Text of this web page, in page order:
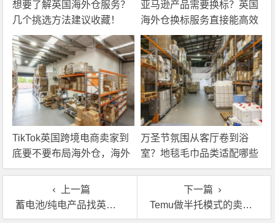
想要了解英国海外仓服务？
几个挑选方法建议收藏！
亚马逊产品需要换标？英国
海外仓换标服务直接能高效
解决！
TikTok英国跨境电商卖家到
底要不要布局海外仓，海外
仓优势分析！
万圣节氛围从客厅卷到浴
室？地毯毛巾品类适配哪些
海外仓服务？
上一篇
蓄电池/纯电产品找英国海外仓有什么要求？
下一篇
Temu做半托模式的卖家，为什么都爱用Temu认证海外仓？